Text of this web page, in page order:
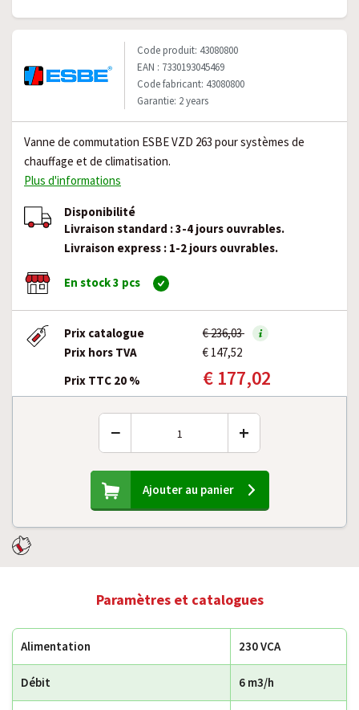
Code produit: 43080800
EAN : 7330193045469
Code fabricant: 43080800
Garantie: 2 years
Vanne de commutation ESBE VZD 263 pour systèmes de
chauffage et de climatisation.
Plus d'informations
Disponibilité
Livraison standard : 3-4 jours ouvrables.
Livraison express : 1-2 jours ouvrables.
En stock 3 pcs
Prix catalogue
€ 236,03
Prix hors TVA
€ 147,52
Prix TTC 20 %
€ 177,02
− +
Ajouter au panier
Paramètres et catalogues
Alimentation 230 VCA
Débit 6 m3/h